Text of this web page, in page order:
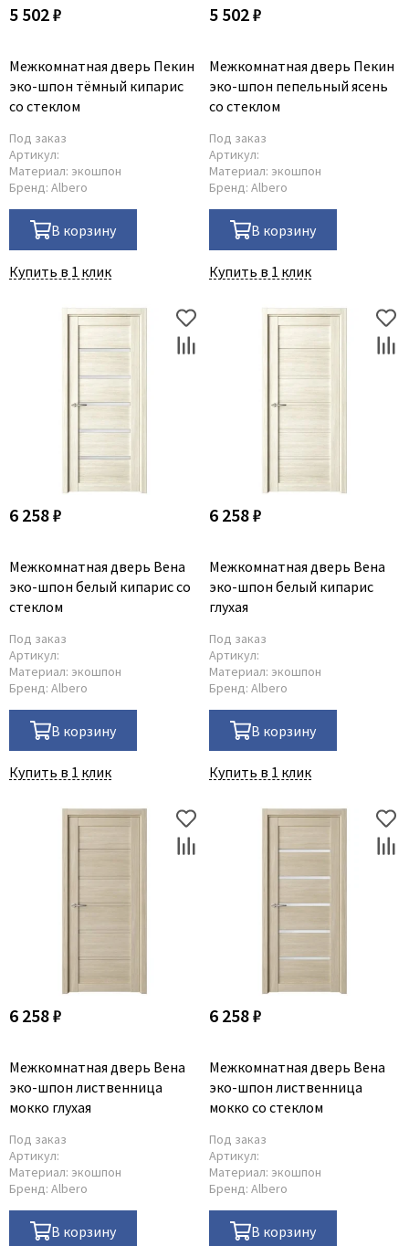
5 502 ₽
Межкомнатная дверь Пекин
эко-шпон тёмный кипарис
со стеклом
Под заказ
Артикул:
Материал: экошпон
Бренд: Albero
В корзину
Купить в 1 клик
5 502 ₽
Межкомнатная дверь Пекин
эко-шпон пепельный ясень
со стеклом
Под заказ
Артикул:
Материал: экошпон
Бренд: Albero
В корзину
Купить в 1 клик
6 258 ₽
Межкомнатная дверь Вена
эко-шпон белый кипарис со
стеклом
Под заказ
Артикул:
Материал: экошпон
Бренд: Albero
В корзину
Купить в 1 клик
6 258 ₽
Межкомнатная дверь Вена
эко-шпон белый кипарис
глухая
Под заказ
Артикул:
Материал: экошпон
Бренд: Albero
В корзину
Купить в 1 клик
6 258 ₽
Межкомнатная дверь Вена
эко-шпон лиственница
мокко глухая
Под заказ
Артикул:
Материал: экошпон
Бренд: Albero
В корзину
6 258 ₽
Межкомнатная дверь Вена
эко-шпон лиственница
мокко со стеклом
Под заказ
Артикул:
Материал: экошпон
Бренд: Albero
В корзину